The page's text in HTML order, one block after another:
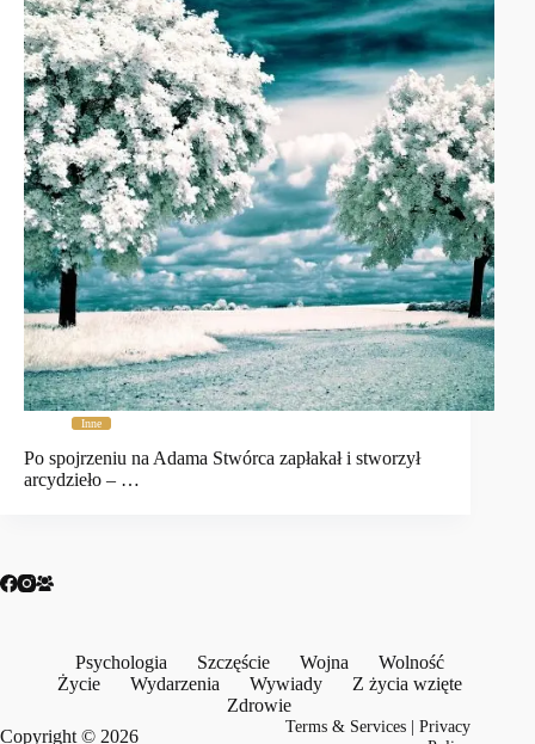
Inne
Po spojrzeniu na Adama Stwórca zapłakał i stworzył
arcydzieło – …
Psychologia Szczęście Wojna
Wolność
Życie
Wydarzenia Wywiady
Z życia wzięte
Zdrowie
Copyright © 2026
Terms & Services |Privacy